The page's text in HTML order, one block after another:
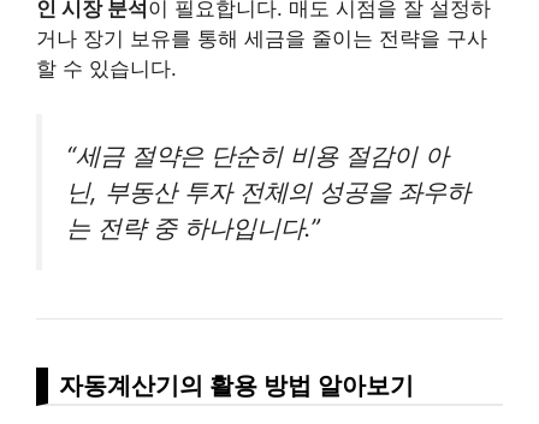
인 시장 분석이 필요합니다. 매도 시점을 잘 설정하
거나 장기 보유를 통해 세금을 줄이는 전략을 구사
할 수 있습니다.
“세금 절약은 단순히 비용 절감이 아
닌, 부동산 투자 전체의 성공을 좌우하
는 전략 중 하나입니다.”
자동계산기의 활용 방법 알아보기